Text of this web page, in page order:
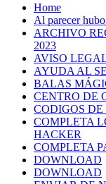
Home
Al parecer
ARCHIVO
2023
AVISO
AYUDA AL
BALAS
CENTRO DE
CODIGOS
COMPLETA
HACKER
COMPLETA
DOWNLOAD
DOWNLOAD